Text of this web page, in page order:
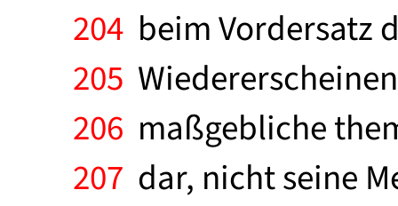
204 beim Vordersatz
205
206 maßgebliche
207 dar, nicht seine